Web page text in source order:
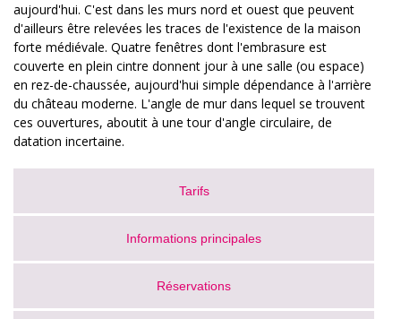
aujourd'hui. C'est dans les murs nord et ouest que peuvent
d'ailleurs être relevées les traces de l'existence de la maison
forte médiévale. Quatre fenêtres dont l'embrasure est
couverte en plein cintre donnent jour à une salle (ou espace)
en rez-de-chaussée, aujourd'hui simple dépendance à l'arrière
du château moderne. L'angle de mur dans lequel se trouvent
ces ouvertures, aboutit à une tour d'angle circulaire, de
datation incertaine.
Tarifs
Informations principales
Réservations